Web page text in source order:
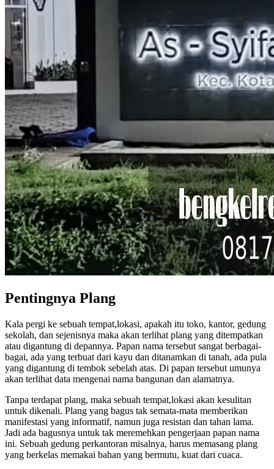
Pentingnya Plang
Kala pergi ke sebuah tempat,lokasi, apakah itu toko, kantor, gedung
sekolah, dan sejenisnya maka akan terlihat plang yang ditempatkan
atau digantung di depannya. Papan nama tersebut sangat berbagai-
bagai, ada yang terbuat dari kayu dan ditanamkan di tanah, ada pula
yang digantung di tembok sebelah atas. Di papan tersebut umunya
akan terlihat data mengenai nama bangunan dan alamatnya.
Tanpa terdapat plang, maka sebuah tempat,lokasi akan kesulitan
untuk dikenali. Plang yang bagus tak semata-mata memberikan
manifestasi yang informatif, namun juga resistan dan tahan lama.
Jadi ada bagusnya untuk tak meremehkan pengerjaan papan nama
ini. Sebuah gedung perkantoran misalnya, harus memasang plang
yang berkelas memakai bahan yang bermutu, kuat dari cuaca.